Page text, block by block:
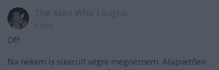
Off:
Na nekem is sikerült végre megnéznem. Alapvetően